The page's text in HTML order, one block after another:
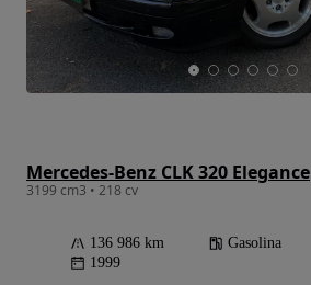
Mercedes-Benz CLK 320 Elegance
3199 cm3 • 218 cv
136 986 km Gasolina
1999